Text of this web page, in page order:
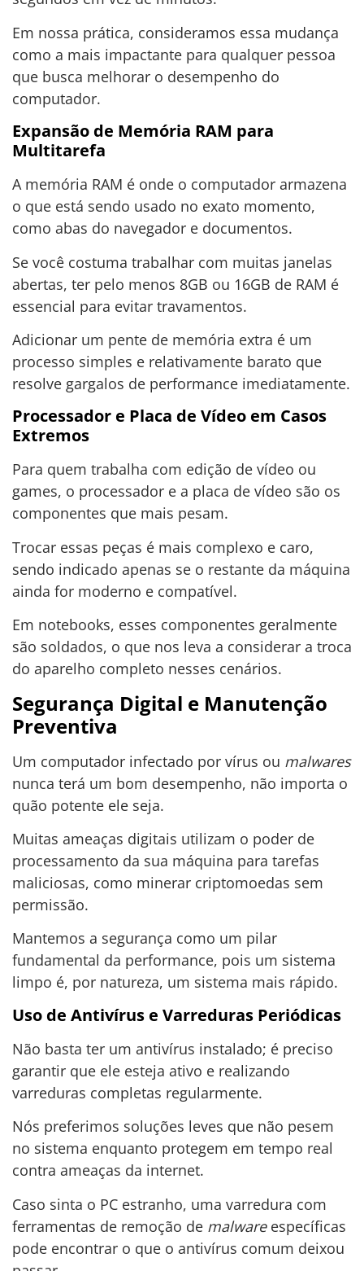
Em nossa prática, consideramos essa mudança
como a mais impactante para qualquer pessoa
que busca melhorar o desempenho do
computador.
Expansão de Memória RAM para
Multitarefa
A memória RAM é onde o computador armazena
o que está sendo usado no exato momento,
como abas do navegador e documentos.
Se você costuma trabalhar com muitas janelas
abertas, ter pelo menos 8GB ou 16GB de RAM é
essencial para evitar travamentos.
Adicionar um pente de memória extra é um
processo simples e relativamente barato que
resolve gargalos de performance imediatamente.
Processador e Placa de Vídeo em Casos
Extremos
Para quem trabalha com edição de vídeo ou
games, o processador e a placa de vídeo são os
componentes que mais pesam.
Trocar essas peças é mais complexo e caro,
sendo indicado apenas se o restante da máquina
ainda for moderno e compatível.
Em notebooks, esses componentes geralmente
são soldados, o que nos leva a considerar a troca
do aparelho completo nesses cenários.
Segurança Digital e Manutenção
Preventiva
Um computador infectado por vírus ou malwares
nunca terá um bom desempenho, não importa o
quão potente ele seja.
Muitas ameaças digitais utilizam o poder de
processamento da sua máquina para tarefas
maliciosas, como minerar criptomoedas sem
permissão.
Mantemos a segurança como um pilar
fundamental da performance, pois um sistema
limpo é, por natureza, um sistema mais rápido.
Uso de Antivírus e Varreduras Periódicas
Não basta ter um antivírus instalado; é preciso
garantir que ele esteja ativo e realizando
varreduras completas regularmente.
Nós preferimos soluções leves que não pesem
no sistema enquanto protegem em tempo real
contra ameaças da internet.
Caso sinta o PC estranho, uma varredura com
ferramentas de remoção de malwareespecíficas
pode encontrar o que o antivírus comum deixou